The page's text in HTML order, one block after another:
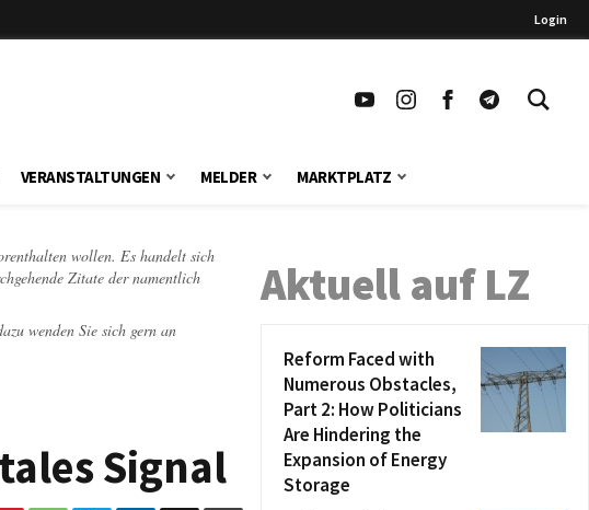
Login
VERANSTALTUNGEN MELDER MARKTPLATZ
wollen. Es handelt sich
Zitate der namentlich
wenden Sie sich gern an
Signal
Aktuell auf LZ
Reform Faced with
Numerous Obstacles,
Part 2: How Politicians
Are Hindering the
Expansion of Energy
Storage